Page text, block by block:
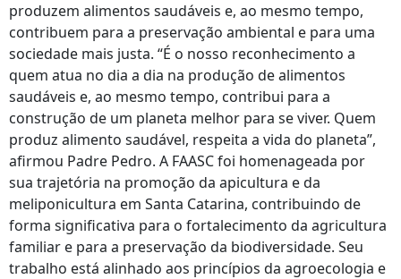
produzem alimentos saudáveis e, ao mesmo tempo,
contribuem para a preservação ambiental e para uma
sociedade mais justa. “É o nosso reconhecimento a
quem atua no dia a dia na produção de alimentos
saudáveis e, ao mesmo tempo, contribui para a
construção de um planeta melhor para se viver. Quem
produz alimento saudável, respeita a vida do planeta”,
afirmou Padre Pedro. A FAASC foi homenageada por
sua trajetória na promoção da apicultura e da
meliponicultura em Santa Catarina, contribuindo de
forma significativa para o fortalecimento da agricultura
familiar e para a preservação da biodiversidade. Seu
trabalho está alinhado aos princípios da agroecologia e